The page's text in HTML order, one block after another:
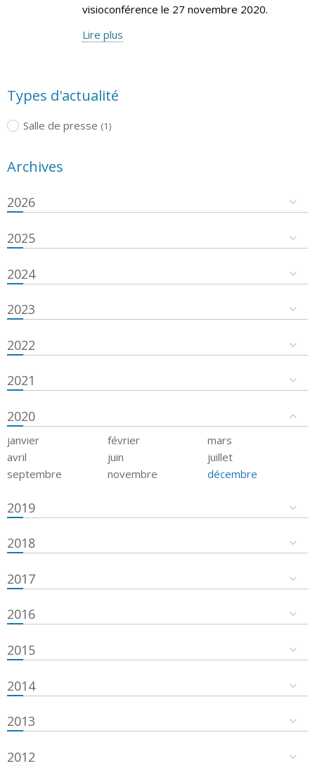
visioconférence le 27 novembre 2020.
Lire plus
Types d'actualité
Salle de presse (1)
Archives
2026
2025
2024
2023
2022
2021
2020
janvier février
mars
avril
juin
juillet
septembre
novembre décembre
2019
2018
2017
2016
2015
2014
2013
2012